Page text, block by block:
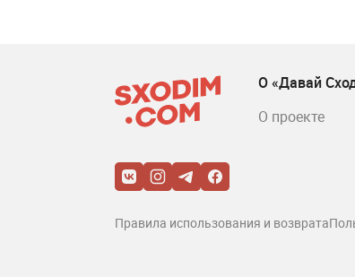
О «Давай
О проекте
Правила использования и возврата